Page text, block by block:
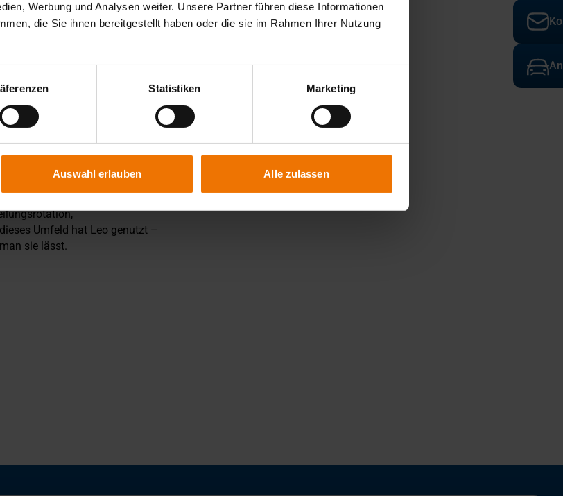
Werbung und Analysen weiter. Unsere Partner führen diese Informationen
die Sie ihnen bereitgestellt haben oder die sie im Rahmen Ihrer Nutzung
Statistiken Marketing
Auswahl erlauben Alle zulassen
in meine Ausbildung
was ich kann. Und genau
Partnerunternehmen 3M,
Schweißhelm
Ausbringung von
– und dann unsere
beide und eine großartige
gefördert wird und etwas
Umfeld hat Leo genutzt –
sie lässt.